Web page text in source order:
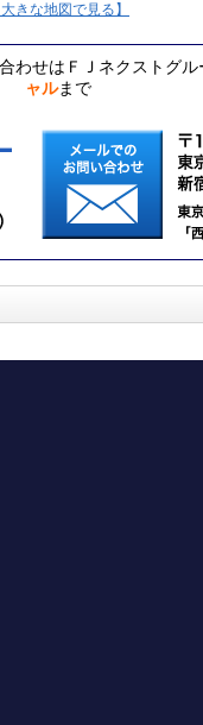
大きな地図で見る】
わせはＦＪネクストグル
ャルまで